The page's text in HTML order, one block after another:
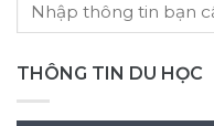
THÔNG TIN DU HỌC